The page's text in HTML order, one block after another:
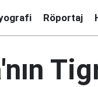
Röportaj